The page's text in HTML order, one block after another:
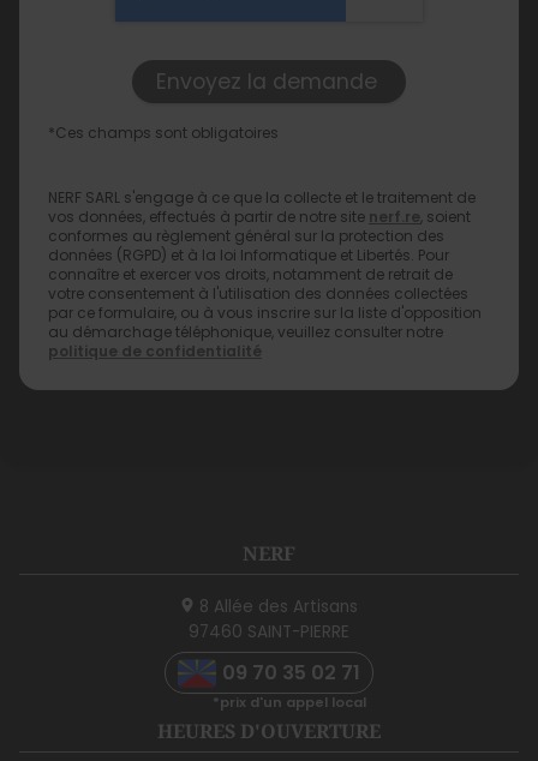
*Ces champs sont obligatoires
NERF SARL s'engage à ce que la collecte et le traitement de
vos données, effectués à partir de notre site nerf.re, soient
conformes au règlement général sur la protection des
données (RGPD) et à la loi Informatique et Libertés. Pour
connaître et exercer vos droits, notamment de retrait de
votre consentement à l'utilisation des données collectées
par ce formulaire, ou à vous inscrire sur la liste d'opposition
au démarchage téléphonique, veuillez consulter notre
politique de confidentialité
NERF
8 Allée des Artisans
97460 SAINT-PIERRE
09 70 35 02 71
HEURES D'OUVERTURE